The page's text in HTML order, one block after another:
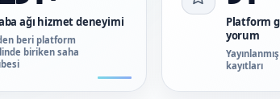
ağı hizmet deneyimi
beri platform
biriken saha
Platform
yorum
kayıtları